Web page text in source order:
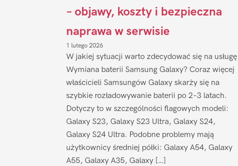
– objawy, koszty i bezpieczna
naprawa w serwisie
1 lutego 2026
W jakiej sytuacji warto zdecydować się na usługę
Wymiana baterii Samsung Galaxy? Coraz więcej
właścicieli Samsungów Galaxy skarży się na
szybkie rozładowywanie baterii po 2–3 latach.
Dotyczy to w szczególności flagowych modeli:
Galaxy S23, Galaxy S23 Ultra, Galaxy S24,
Galaxy S24 Ultra. Podobne problemy mają
użytkownicy średniej półki: Galaxy A54, Galaxy
A55, Galaxy A35, Galaxy […]